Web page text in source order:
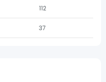
112
37